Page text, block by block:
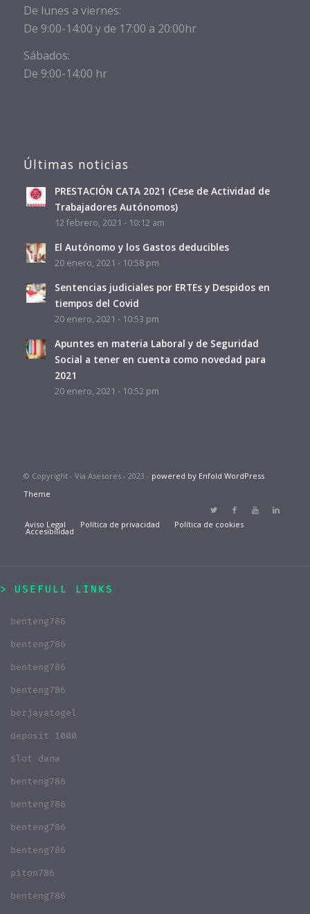
De lunes a viernes:
De 9:00-14:00 y de 17:00 a 20:00hr
Sábados:
De 9:00-14:00 hr
Últimas noticias
PRESTACIÓN CATA 2021 (Cese de Actividad de
Trabajadores Autónomos)
12 febrero, 2021 - 10:12 am
El Autónomo y los Gastos deducibles
20 enero, 2021 - 10:58 pm
Sentencias judiciales por ERTEs y Despidos en
tiempos del Covid
20 enero, 2021 - 10:53 pm
Apuntes en materia Laboral y de Seguridad
Social a tener en cuenta como novedad para
2021
20 enero, 2021 - 10:52 pm
© Copyright - Via Asesores - 2023 - powered by Enfold WordPress
Theme
Aviso Legal Política de privacidad Política de cookies
Accesibilidad
USEFULL LINKS
benteng786
benteng786
benteng786
benteng786
berjayatogel
deposit 1000
slot dana
benteng786
benteng786
benteng786
benteng786
piton786
benteng786